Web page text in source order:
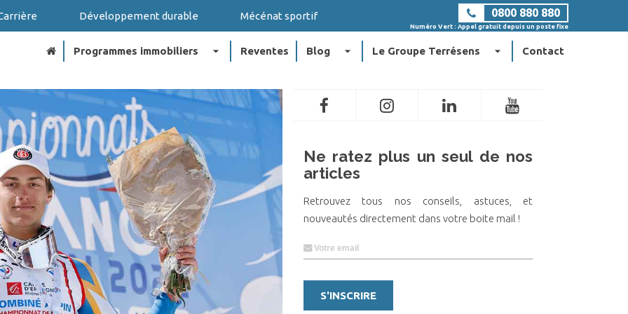
Développement durable Mécénat sportif 0800 880 880
Numéro Vert : Appel gratuit depuis un poste fixe
Programmes immobiliers arrow_drop_down Reventes Blog arrow_drop_down Le Groupe Terrésens arrow_drop_down Contact
Ne ratez plus un seul de nos
articles
Retrouvez tous nos conseils, astuces, et
nouveautés directement dans votre boite mail !